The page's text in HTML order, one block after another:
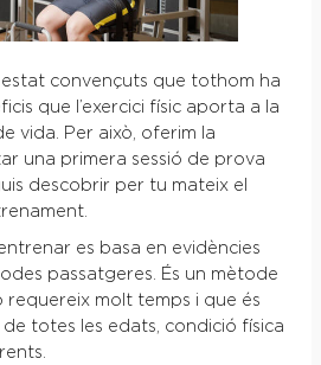
estat convençuts que tothom ha
que l’exercici físic aporta a la
vida. Per això, oferim la
una primera sessió de prova
descobrir per tu mateix el
es basa en evidències
passatgeres. És un mètode
requereix molt temps i que és
totes les edats, condició física